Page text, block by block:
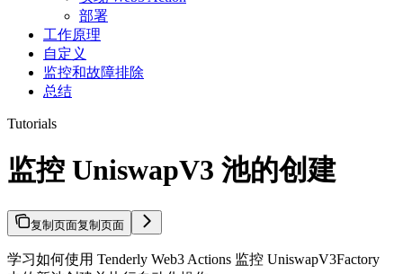
部署
工作原理
自定义
监控和故障排除
总结
Tutorials
监控 UniswapV3 池的创建
复制页面复制页面
学习如何使用 Tenderly Web3 Actions 监控 UniswapV3Factory